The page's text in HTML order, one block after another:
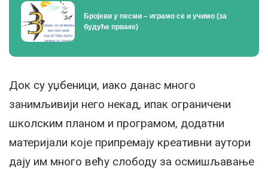
Бројеви у песми – играмо се и учимо (за
будуће прваке)
Док су уџбеници, иако данас много
занимљивији него некад, ипак ограничени
школским планом и програмом, додатни
материјали које припремају креативни аутори
дају им много већу слободу за осмишљавање